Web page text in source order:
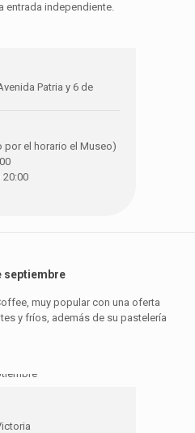
entrada independiente.
Patria y 6 de
el horario el Museo)
20:00
septiembre
muy popular con una oferta
y fríos, además de su pastelería